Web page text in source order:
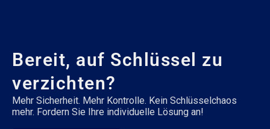
Bereit, auf Schlüssel zu
verzichten?
Mehr Sicherheit. Mehr Kontrolle. Kein Schlüsselchaos
mehr. Fordern Sie Ihre individuelle Lösung an!